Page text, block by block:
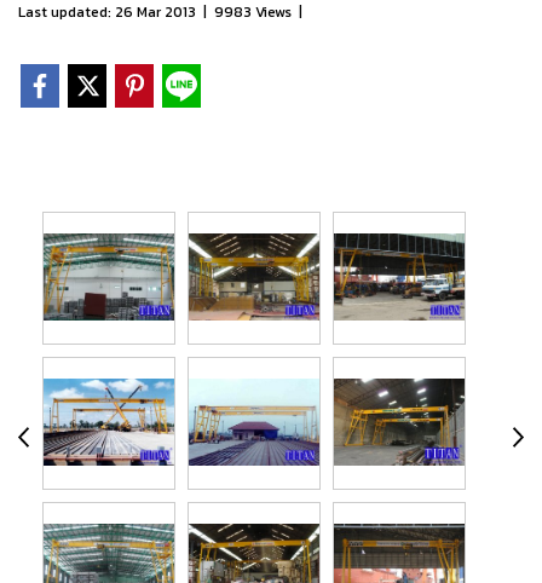
Last updated: 26 Mar 2013 | 9983 Views |